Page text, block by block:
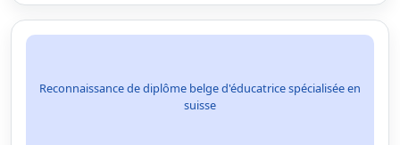
Reconnaissance de diplôme belge d'éducatrice spécialisée en
suisse